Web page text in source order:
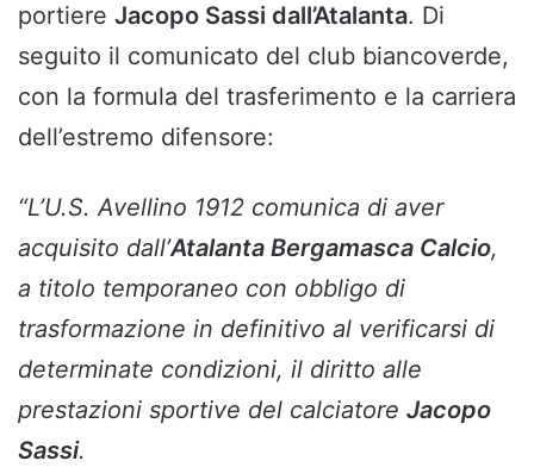
portiere Jacopo Sassi dall’Atalanta. Di
seguito il comunicato del club biancoverde,
con la formula del trasferimento e la carriera
dell’estremo difensore:
“L’U.S. Avellino 1912 comunica di aver
acquisito dall’Atalanta Bergamasca Calcio,
a titolo temporaneo con obbligo di
trasformazione in definitivo al verificarsi di
determinate condizioni, il diritto alle
prestazioni sportive del calciatore Jacopo
Sassi.